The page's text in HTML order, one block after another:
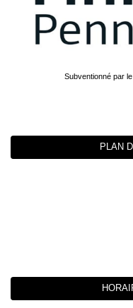
Subventionné par
PLAN